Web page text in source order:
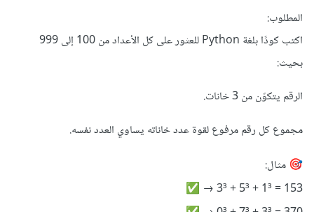
المطلوب:
اكتب كودًا بلغة Python للعثور على كل الأعداد من 100 إلى 999
بحيث:
الرقم يتكوّن من 3 خانات.
مجموع كل رقم مرفوع لقوة عدد خاناته يساوي العدد نفسه.
🎯مثال:
153 = 1³ + 5³ + 3³ →
✅